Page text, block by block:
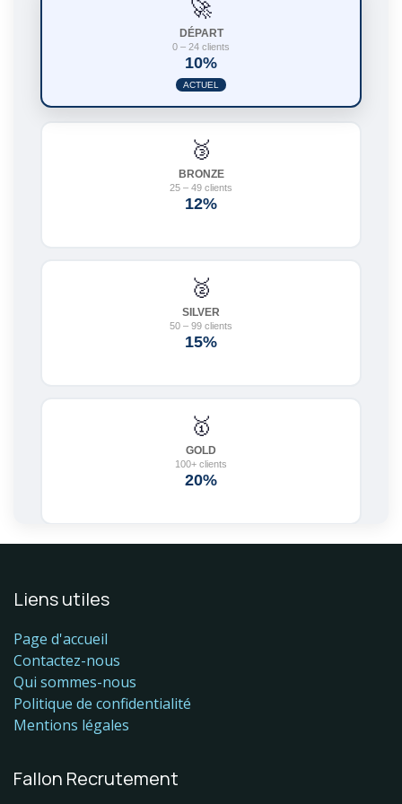
Liens utiles
Page d'accueil
Contactez-nous
Qui sommes-nous
Politique de confidentialité
Mentions légales
Fallon Recrutement